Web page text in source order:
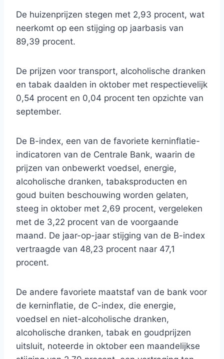
De huizenprijzen stegen met 2,93 procent, wat
neerkomt op een stijging op jaarbasis van
89,39 procent.
De prijzen voor transport, alcoholische dranken
en tabak daalden in oktober met respectievelijk
0,54 procent en 0,04 procent ten opzichte van
september.
De B-index, een van de favoriete kerninflatie-
indicatoren van de Centrale Bank, waarin de
prijzen van onbewerkt voedsel, energie,
alcoholische dranken, tabaksproducten en
goud buiten beschouwing worden gelaten,
steeg in oktober met 2,69 procent, vergeleken
met de 3,22 procent van de voorgaande
maand. De jaar-op-jaar stijging van de B-index
vertraagde van 48,23 procent naar 47,1
procent.
De andere favoriete maatstaf van de bank voor
de kerninflatie, de C-index, die energie,
voedsel en niet-alcoholische dranken,
alcoholische dranken, tabak en goudprijzen
uitsluit, noteerde in oktober een maandelijkse